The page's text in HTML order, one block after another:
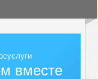
вместе